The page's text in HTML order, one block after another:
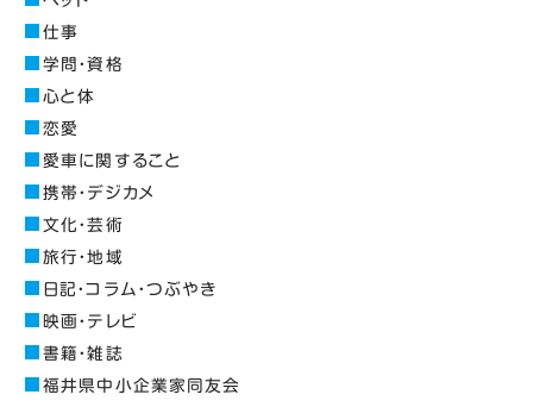
仕事
学問・資格
心と体
恋愛
愛車に関すること
携帯・デジカメ
文化・芸術
旅行・地域
日記・コラム・つぶやき
映画・テレビ
書籍・雑誌
福井県中小企業家同友会